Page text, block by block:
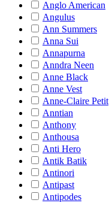
Anglo American
Angulus
Ann Summers
Anna Sui
Annapurna
Anndra Neen
Anne Black
Anne Vest
Anne-Claire Petit
Anntian
Anthony
Anthousa
Anti Hero
Antik Batik
Antinori
Antipast
Antipodes